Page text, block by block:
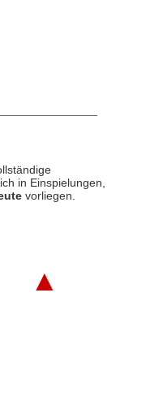
in Einspielungen,
vorliegen.
▲